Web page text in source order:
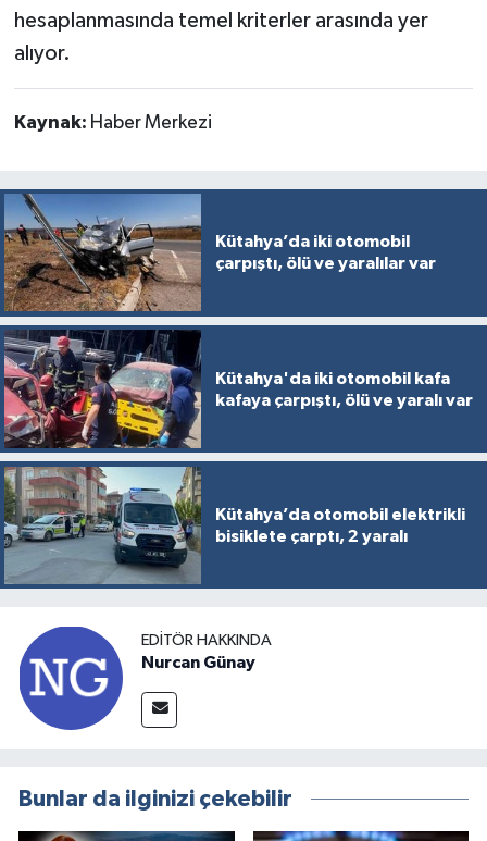
hesaplanmasında temel kriterler arasında yer
alıyor.
Kaynak: Haber Merkezi
Kütahya’da iki otomobil
çarpıştı, ölü ve yaralılar var
Kütahya'da iki otomobil kafa
kafaya çarpıştı, ölü ve yaralı var
Kütahya’da otomobil elektrikli
bisiklete çarptı, 2 yaralı
EDITÖR HAKKINDA
Nurcan Günay
Bunlar da ilginizi çekebilir